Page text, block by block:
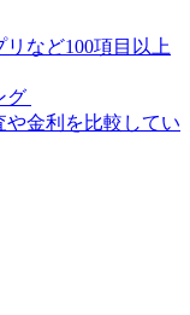
など100項目以上
グ
や金利を比較してい